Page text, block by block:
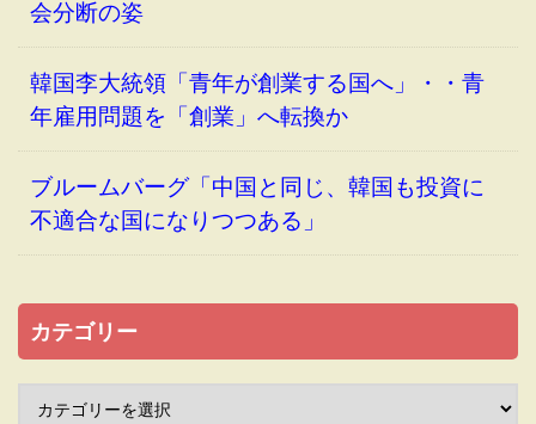
会分断の姿
韓国李大統領「青年が創業する国へ」・・青
年雇用問題を「創業」へ転換か
ブルームバーグ「中国と同じ、韓国も投資に
不適合な国になりつつある」
カテゴリー